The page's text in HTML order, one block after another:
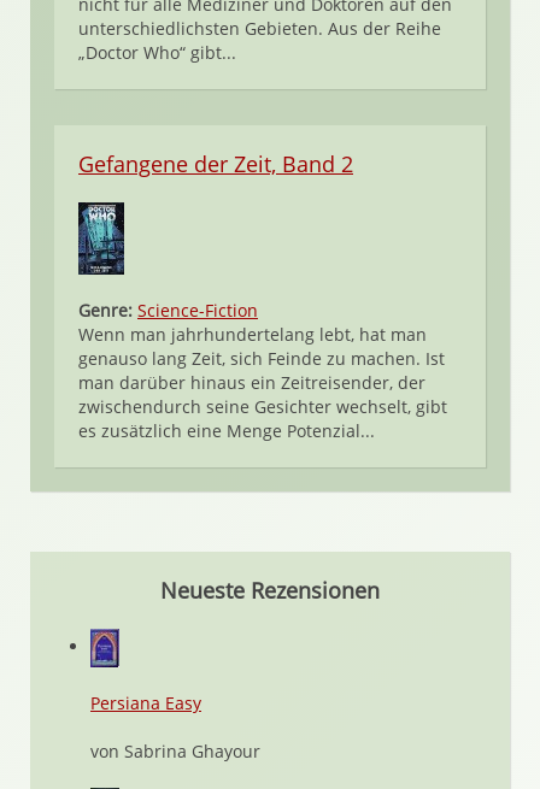
unterschiedlichsten Gebieten. Aus der Reihe
„Doctor Who“ gibt...
Gefangene der Zeit, Band 2
Genre: Science-Fiction
Wenn man jahrhundertelang lebt, hat man
genauso lang Zeit, sich Feinde zu machen. Ist
man darüber hinaus ein Zeitreisender, der
zwischendurch seine Gesichter wechselt, gibt
es zusätzlich eine Menge Potenzial...
Neueste Rezensionen
Persiana Easy
von Sabrina Ghayour